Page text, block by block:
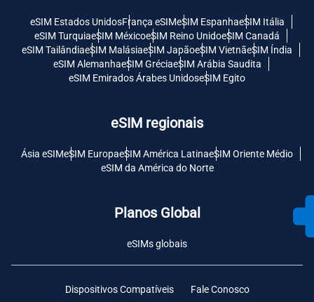
eSIM Estados UnidosFrança eSIMeSIM EspanhaeSIM Itália
eSIM TurquiaeSIM MéxicoeSIM Reino UnidoeSIM Canadá
eSIM TailândiaeSIM MalásiaeSIM JapãoeSIM VietnãeSIM Índia
eSIM AlemanhaeSIM GréciaeSIM Arábia Saudita
eSIM Emirados Árabes UnidoseSIM Egito
eSIM regionais
Ásia eSIMeSIM EuropaeSIM América LatinaeSIM Oriente Médio
eSIM da América do Norte
Planos Global
eSIMs globais
Dispositivos Compatíveis Fale Conosco